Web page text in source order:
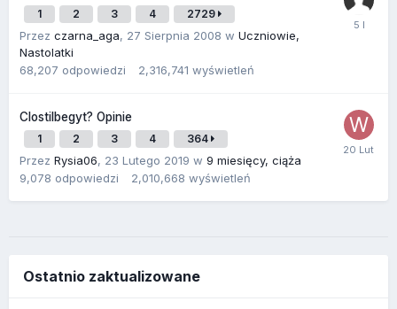
1 2 3 4 2729
Przez czarna_aga, 27 Sierpnia 2008 w Uczniowie,
Nastolatki
68,207 odpowiedzi 2,316,741 wyświetleń
Clostilbegyt? Opinie
1 2 3 4 364
Przez Rysia06, 23 Lutego 2019 w 9 miesięcy, ciąża
9,078 odpowiedzi 2,010,668 wyświetleń
Ostatnio zaktualizowane